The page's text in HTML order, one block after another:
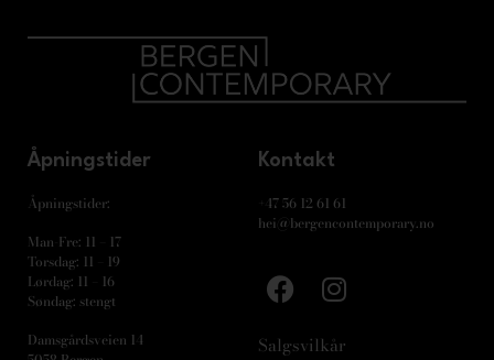
Åpningstider
Åpningstider:
Man-Fre: 11 – 17
Torsdag: 11 – 19
Lørdag: 11 – 16
Søndag: stengt
Damsgårdsveien 14
Kontakt
+47 56 12 61 61
hei@bergencontemporary.no
Salgsvilkår